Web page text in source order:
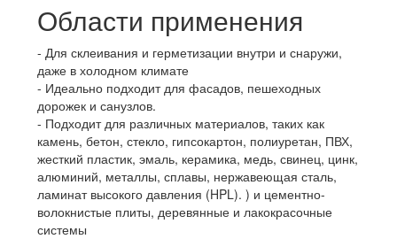
Области применения
Для склеивания и герметизации внутри и снаружи,
даже в холодном климате
Идеально подходит для фасадов, пешеходных
дорожек и санузлов.
Подходит для различных материалов, таких как
камень, бетон, стекло, гипсокартон, полиуретан, ПВХ,
жесткий пластик, эмаль, керамика, медь, свинец, цинк,
алюминий, металлы, сплавы, нержавеющая сталь,
ламинат высокого давления (HPL). ) и цементно-
волокнистые плиты, деревянные и лакокрасочные
системы